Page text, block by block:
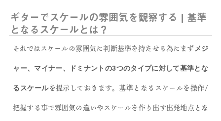
ギターでスケールの雰囲気を観察する | 基準
となるスケールとは？
それではスケールの雰囲気に判断基準を持たせる為にまず メジ
ャー、マイナー、ドミナントの3つのタイプに対して基準とな
るスケールを提示しておきます。基準となるスケールを操作/
把握する事で雰囲気の違いやスケールを作り出す出発地点とな